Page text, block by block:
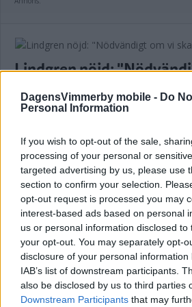
DagensVimmerby mobile - Do
Personal Information
If you wish to opt-out of the sale,
processing of your personal or
targeted advertising by us, please use
section to confirm your selection.
opt-out request is processed you may
interest-based ads based on personal
us or personal information disclosed
your opt-out. You may separately opt-
disclosure of your personal
IAB’s list of downstream participants.
also be disclosed by us to third parties
Downstream Participants that may
Lindgren nöjd:
kriga om seriesegern"
FOTBOLL 07 augusti 2026 20.42
VIDEO: Albin målskytt i
moderklubben
FOTBOLL 07 augusti 2026 20.08
Annons: